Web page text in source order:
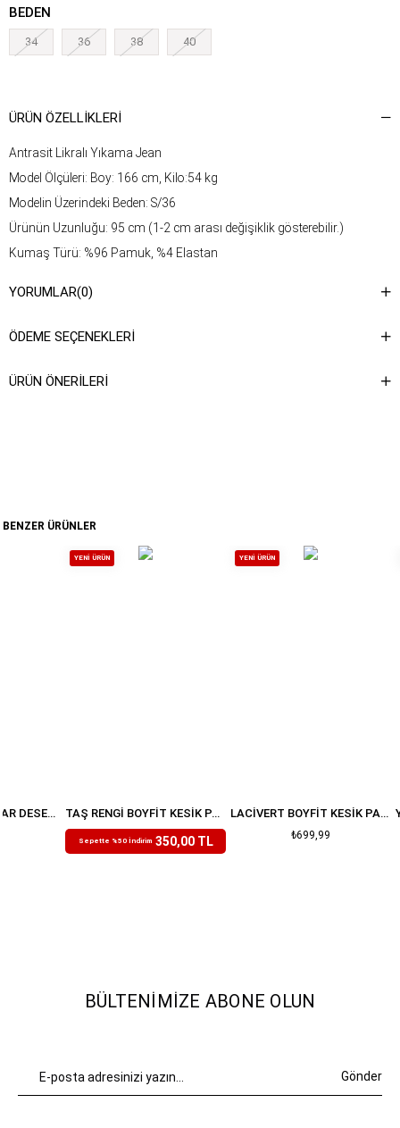
BEDEN
34 36 38 40
ÜRÜN ÖZELLIKLERI
Antrasit Likralı Yıkama Jean
Model Ölçüleri: Boy: 166 cm, Kilo:54 kg
Modelin Üzerindeki Beden: S/36
Ürünün Uzunluğu: 95 cm (1-2 cm arası değişiklik gösterebilir.)
Kumaş Türü: %96 Pamuk, %4 Elastan
talimatına ulaşabilirsiniz.
YORUMLAR(0)
ÖDEME SEÇENEKLERI
ÜRÜN ÖNERILERI
BENZER ÜRÜNLER
KAHVERENGI LEOPAR DESENLI PALAZZO JEAN TAŞ RENGI BOYFIT KESIK PAÇA JEAN
₺699,99
Sepette %50 İndirim 350,00 TL
YENI ÜRÜN
LACIVERT BOYFIT KESIK PAÇA JEAN
₺699,99
YENI ÜRÜN
BÜLTENIMIZE ABONE OLUN
Gönder